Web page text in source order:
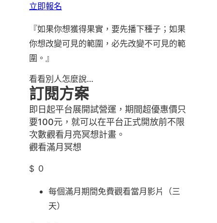
立即報名
『如果你想獲得果實，要先播下種子；如果
你想改變可見的範圍，必先改變不可見的範
圍。』
看看別人怎麼說…
訂閱方案
即日起平台展開試營運，期間超優惠價只
要100元，就可以在平台正式開放前不限
次數觀看月亮冥想計畫。
觀看滿月冥想
$ ０
每個滿月期間免費觀看當月影片（三
天）